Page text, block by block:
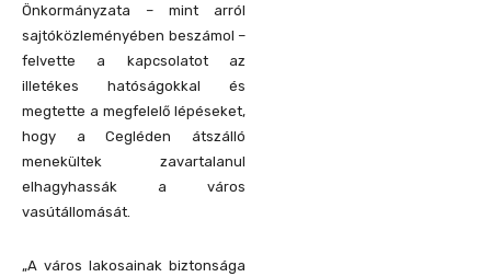
Önkormányzata – mint arról
sajtóközleményében beszámol –
felvette a kapcsolatot az
illetékes hatóságokkal és
megtette a megfelelő lépéseket,
hogy a Cegléden átszálló
menekültek zavartalanul
elhagyhassák a város
vasútállomását.
„A város lakosainak biztonsága